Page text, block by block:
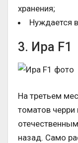
хранения;
Нуждается
3. Ира F1
На третьем
томатов
назад. Само